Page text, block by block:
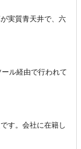
実質青天井で、六
ル経由で行われて
す。会社に在籍し